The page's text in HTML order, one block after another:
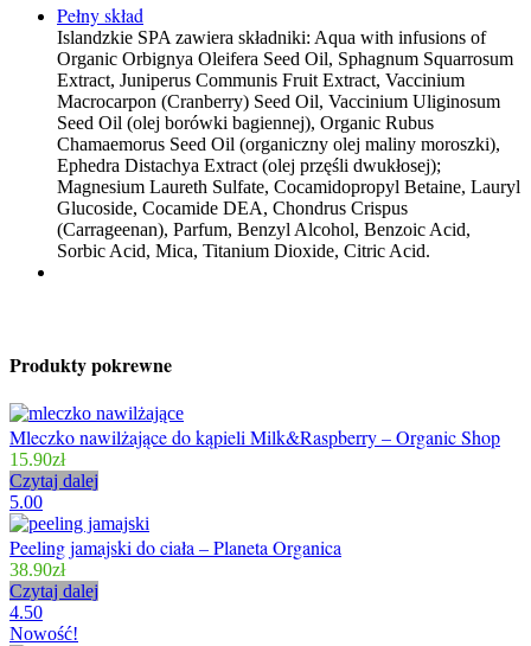
Pełny skład
Islandzkie SPA zawiera składniki: Aqua with infusions of
Organic Orbignya Oleifera Seed Oil, Sphagnum Squarrosum
Extract, Juniperus Communis Fruit Extract, Vaccinium
Macrocarpon (Cranberry) Seed Oil, Vaccinium Uliginosum
Seed Oil (olej borówki bagiennej), Organic Rubus
Chamaemorus Seed Oil (organiczny olej maliny moroszki),
Ephedra Distachya Extract (olej przęśli dwukłosej);
Magnesium Laureth Sulfate, Cocamidopropyl Betaine, Lauryl
Glucoside, Cocamide DEA, Chondrus Crispus
(Carrageenan), Parfum, Benzyl Alcohol, Benzoic Acid,
Sorbic Acid, Mica, Titanium Dioxide, Citric Acid.
Produkty pokrewne
Mleczko nawilżające do kąpieli Milk&Raspberry – Organic Shop
15.90zł
Czytaj dalej
5.00
Peeling jamajski do ciała – Planeta Organica
38.90zł
Czytaj dalej
4.50
Nowość!